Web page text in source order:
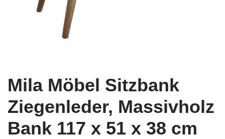
Mila Möbel Sitzbank
Ziegenleder, Massivholz
Bank 117 x 51 x 38 cm